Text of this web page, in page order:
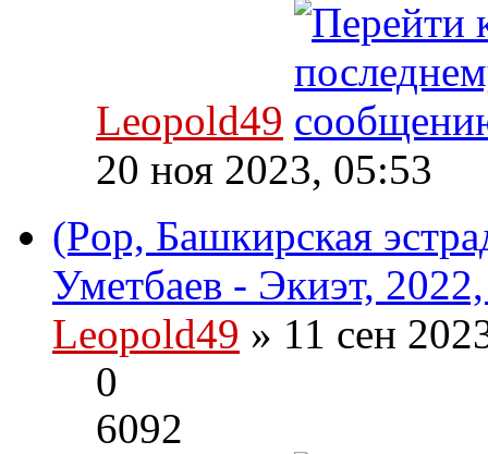
Leopold49
20 ноя 2023, 05:53
(Pop, Башкирская
Уметбаев - Экиэт,
Leopold49 » 11 сен
0
6092